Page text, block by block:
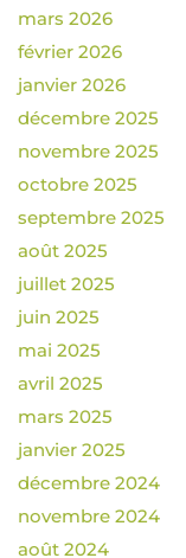
mars 2026
février 2026
janvier 2026
décembre 2025
novembre 2025
octobre 2025
septembre 2025
août 2025
juillet 2025
juin 2025
mai 2025
avril 2025
mars 2025
janvier 2025
décembre 2024
novembre 2024
août 2024